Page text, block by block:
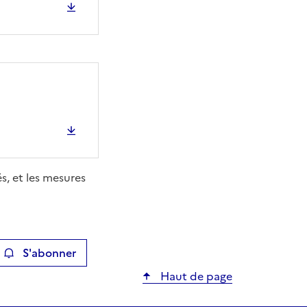
et les mesures
S'abonner
Haut de page